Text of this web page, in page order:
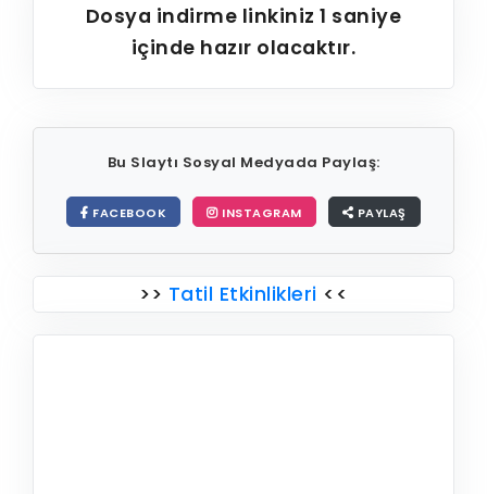
Dosya indirme linkiniz1 saniye
içinde hazır olacaktır.
Bu Slaytı Sosyal Medyada Paylaş:
FACEBOOK INSTAGRAM PAYLAŞ
>> Tatil Etkinlikleri <<